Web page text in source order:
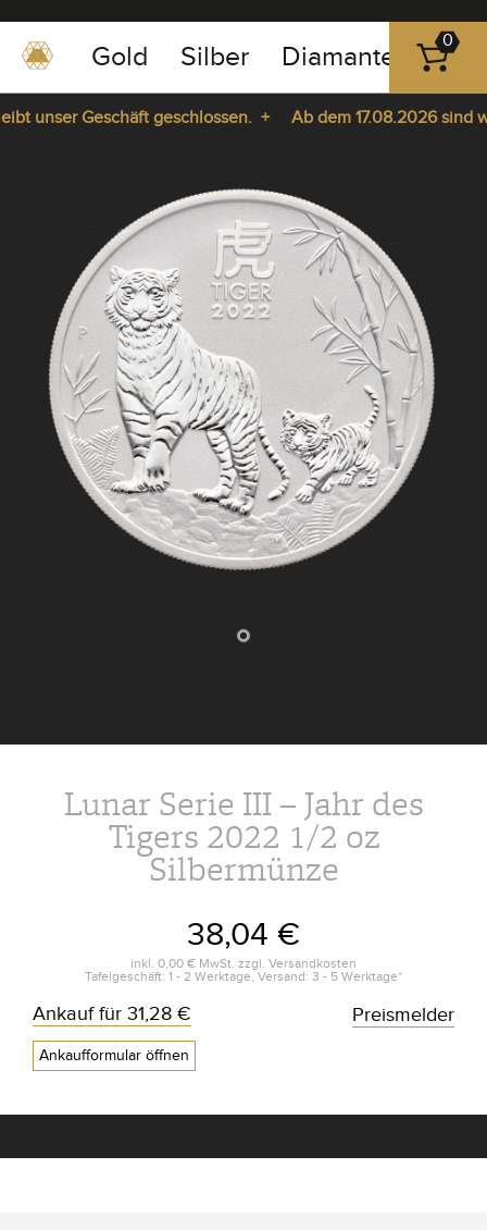
0351
-
43
Gold Silber Diamanten
0
unser Geschäft geschlossen. +
Ab dem 17.08.2026 sind
Lunar Serie III – Jahr des
Tigers 2022 1/2 oz
Silbermünze
38,04 €
inkl. 0,00 € MwSt. zzgl. Versandkosten
Tafelgeschäft: 1 - 2 Werktage, Versand: 3 - 5 Werktage*
Ankauf für 31,28 €
Ankaufformular öffnen
Preismelder